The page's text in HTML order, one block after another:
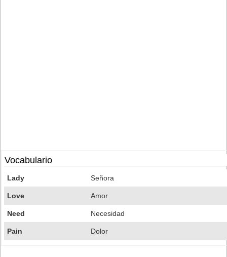
Vocabulario
Lady Señora
Love Amor
Need Necesidad
Pain Dolor